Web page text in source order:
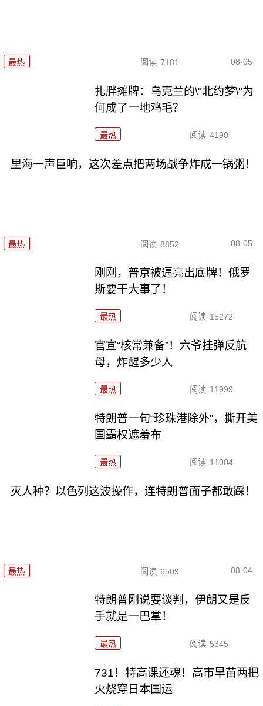
最热 阅读 7181 08-05
扎胖摊牌：乌克兰的\"北约梦\"为
何成了一地鸡毛？
最热 阅读 4190
里海一声巨响，这次差点把两场战争炸成一锅粥！
最热 阅读 8852 08-05
刚刚，普京被逼亮出底牌！俄罗
斯要干大事了！
最热 阅读 15272
官宣“核常兼备”！六爷挂弹反航
母，炸醒多少人
最热 阅读 11999
特朗普一句“珍珠港除外”，撕开美
国霸权遮羞布
最热 阅读 11004
灭人种？以色列这波操作，连特朗普面子都敢踩！
最热 阅读 6509 08-04
特朗普刚说要谈判，伊朗又是反
手就是一巴掌！
最热 阅读 5345
731！特高课还魂！高市早苗两把
火烧穿日本国运